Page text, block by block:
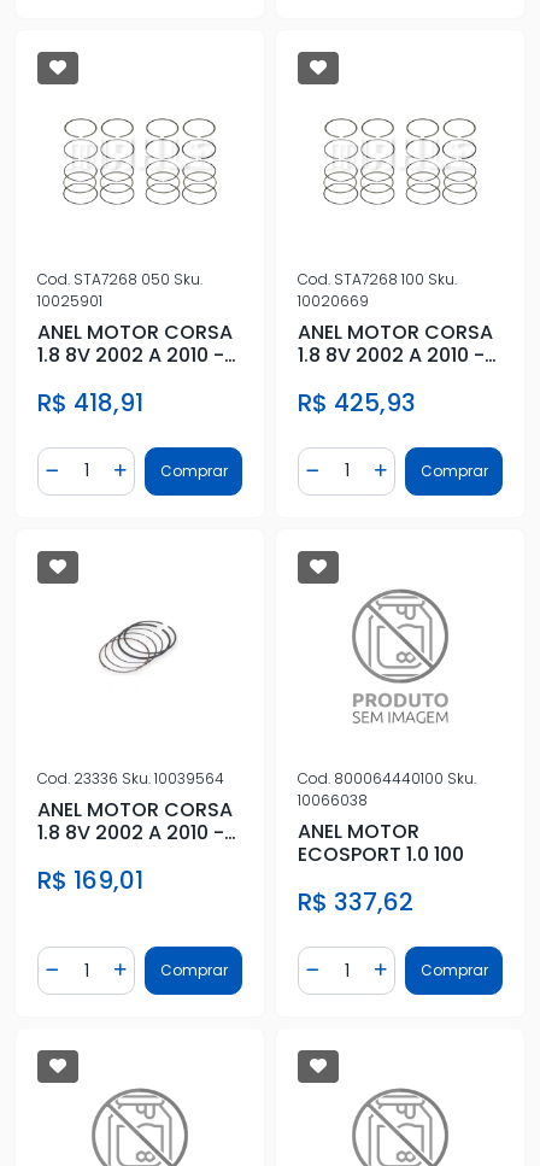
Cod. STA7268 050 Sku.
10025901
ANEL MOTOR CORSA
1.8 8V 2002 A 2010 -
R$ 418,91
Diminuir Quantidade
Quantidade
Adicionar Quantidade
Comprar
Cod. STA7268 100 Sku.
10020669
ANEL MOTOR CORSA
1.8 8V 2002 A 2010 -
R$ 425,93
Diminuir Quantidade
Quantidade
AdicionarComprar
Cod. 23336 Sku.10039564
ANEL MOTOR CORSA
1.8 8V 2002 A 2010 -
R$ 169,01
Diminuir Quantidade
Quantidade
Adicionar Quantidade
Comprar
Cod. 800064440100 Sku.
10066038
ANEL MOTOR
ECOSPORT 1.0 100
R$ 337,62
Diminuir Quantidade
Quantidade
AdicionarComprar